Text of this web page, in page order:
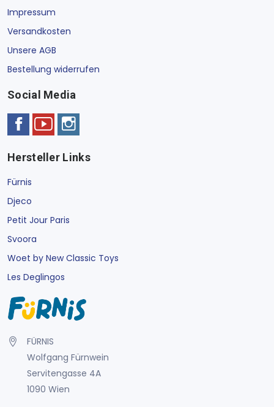
Impressum
Versandkosten
Unsere AGB
Bestellung widerrufen
Social Media
Hersteller Links
Fürnis
Djeco
Petit Jour Paris
Svoora
Woet by New Classic Toys
Les Deglingos
FÜRNIS
Wolfgang Fürnwein
Servitengasse 4A
1090 Wien